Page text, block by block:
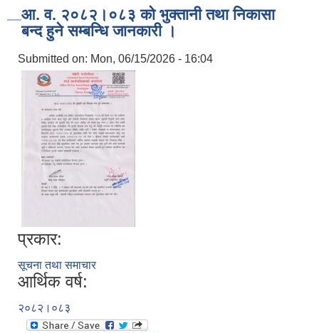
आ. व. २०८२।०८३ को भुक्तानी तथा निकासा
बन्द हुने सम्बन्धि जानकारी ।
Submitted on: Mon, 06/15/2026 - 16:04
प्रकार:
सूचना तथा समाचार
आर्थिक वर्ष:
२०८२।०८३